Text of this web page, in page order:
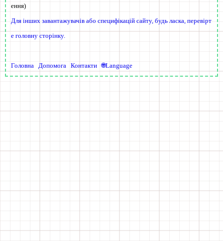
ення)
Для інших завантажувачів або специфікацій сайту, будь ласка, перевірт
е головну сторінку.
Головна Допомога Контакти 🌐Language